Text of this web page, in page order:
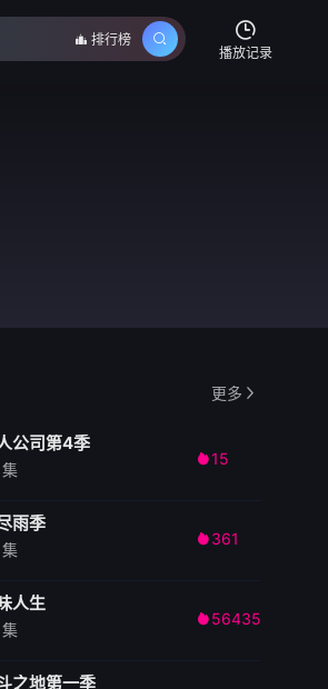
排行榜
播放记录
更多
公司第4季
15
雨季
 361
人生
 56435
之地第一季